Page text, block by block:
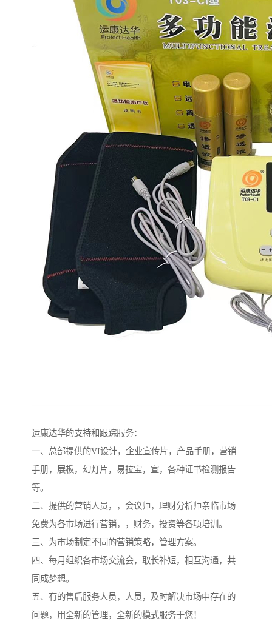
运康达华的支持和跟踪服务：
一、总部提供的VI设计，企业宣传片，产品手册，营销
手册，展板，幻灯片，易拉宝，宣，各种证书检测报告
等。
二、提供的营销人员，，会议师，理财分析师亲临市场
免费为各市场进行营销，，财务，投资等各项培训。
三、为市场制定不同的营销策略，管理方案。
四、每月组织各市场交流会，取长补短，相互沟通，共
同成梦想。
五、有的售后服务人员，人员，及时解决市场中存在的
问题，用全新的管理，全新的模式服务于您！